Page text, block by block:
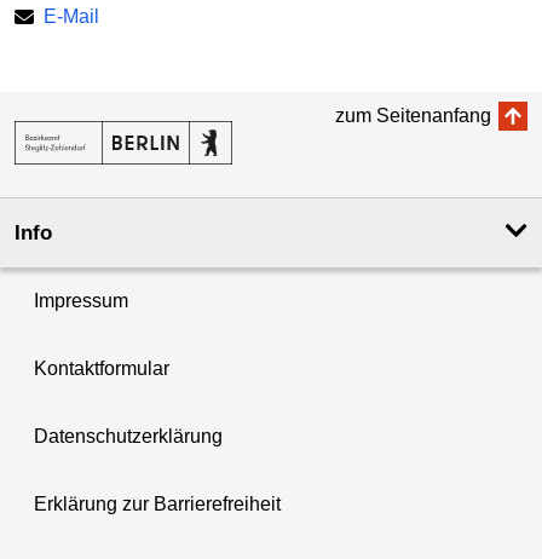
E-Mail
zum Seitenanfang
Info
Impressum
Kontaktformular
Datenschutzerklärung
Erklärung zur Barrierefreiheit